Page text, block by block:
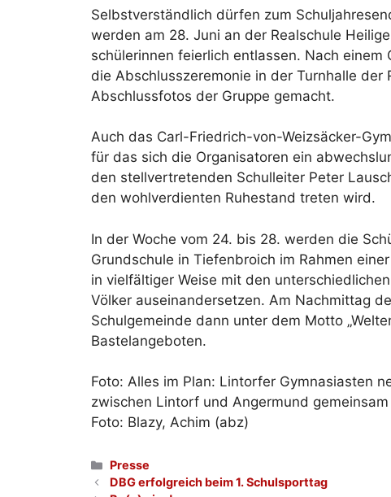
Selbstverständlich dürfen zum
werden am 28. Juni an der Realschule
schülerinnen feierlich entlassen. Nach
die Abschlusszeremonie in der Turnhalle
Abschlussfotos der Gruppe gemacht.
Auch das Carl-Friedrich-von-Weizsäcker-
für das sich die Organisatoren ein
den stellvertretenden Schulleiter Peter
den wohlverdienten Ruhestand treten wird.
In der Woche vom 24. bis 28. werden die
Grundschule in Tiefenbroich im Rahmen
in vielfältiger Weise mit den
Völker auseinandersetzen. Am Nachmittag
Schulgemeinde dann unter dem Motto
Bastelangeboten.
Foto: Alles im Plan: Lintorfer Gymnasiasten
zwischen Lintorf und Angermund
Foto: Blazy, Achim (abz)
Kategorien
Presse
DBG erfolgreich beim 1. Schulsporttag